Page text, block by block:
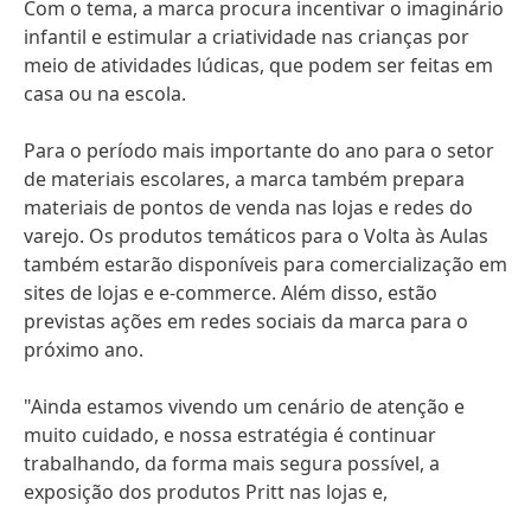
Com o tema, a marca procura incentivar o imaginário
infantil e estimular a criatividade nas crianças por
meio de atividades lúdicas, que podem ser feitas em
casa ou na escola.
Para o período mais importante do ano para o setor
de materiais escolares, a marca também prepara
materiais de pontos de venda nas lojas e redes do
varejo. Os produtos temáticos para o Volta às Aulas
também estarão disponíveis para comercialização em
sites de lojas e e-commerce. Além disso, estão
previstas ações em redes sociais da marca para o
próximo ano.
"Ainda estamos vivendo um cenário de atenção e
muito cuidado, e nossa estratégia é continuar
trabalhando, da forma mais segura possível, a
exposição dos produtos Pritt nas lojas e,